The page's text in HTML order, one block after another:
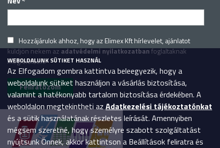
Hozzájárulok ahhoz, hogy az Elimex Kft hírlevelet, ajánlatot
küldjön nekem azadatvédelmi nyilatkozatbanfoglaltaknak
megfelelően.
WEBOLDALUNK SÜTIKET HASZNÁL
Az Elfogadom gombra kattintva beleegyezik, hogy a
weboldalunk sütiket használjon a vásárlás biztosítása,
valamint a hatékonyabb tartalom biztosítása érdekében. A
weboldalon megtekintheti az Adatkezelési tájékoztatónkat
és a sütik használatának részletes leírását. Amennyiben
mégsem szeretné, hogy személyre szabott szolgáltatást
nyújtsunk Önnek, akkor kattintson a Beállítások feliratra és